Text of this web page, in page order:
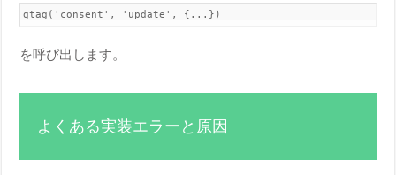
gtag('consent', 'update', {...})
を呼び出します。
よくある実装エラーと原因